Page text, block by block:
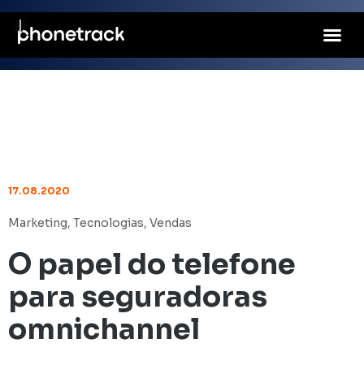
17.08.2020
Marketing, Tecnologias, Vendas
O papel do telefone
para seguradoras
omnichannel